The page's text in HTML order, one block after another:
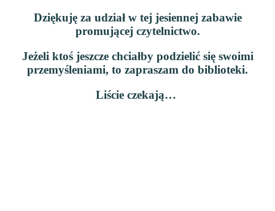
Dziękuję za udział w tej jesiennej zabawie
promującej czytelnictwo.
Jeżeli ktoś jeszcze chciałby podzielić się swoimi
przemyśleniami, to zapraszam do biblioteki.
Liście czekają…